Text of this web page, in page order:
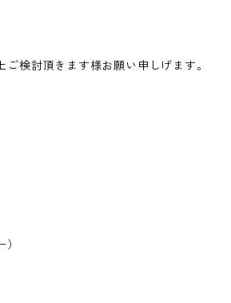
検討頂きます様お願い申しげます。